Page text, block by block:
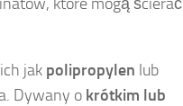
jak polipropylen lub
Dywany o krótkim lub